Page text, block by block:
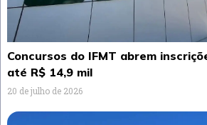
Concursos do IFMT abrem
até R$ 14,9 mil
20 de julho de 2026